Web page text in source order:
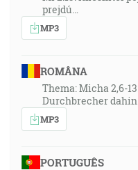
prejdú…
MP3
ROMÂNA
Thema: Micha 2,6-
Durchbrecher
MP3
PORTUGUÊS